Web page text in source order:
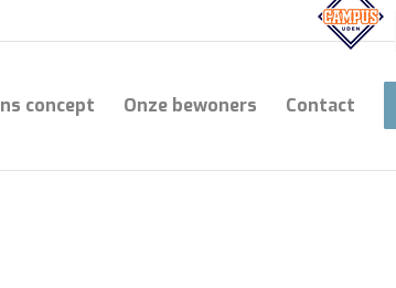
concept Onze bewoners Contact